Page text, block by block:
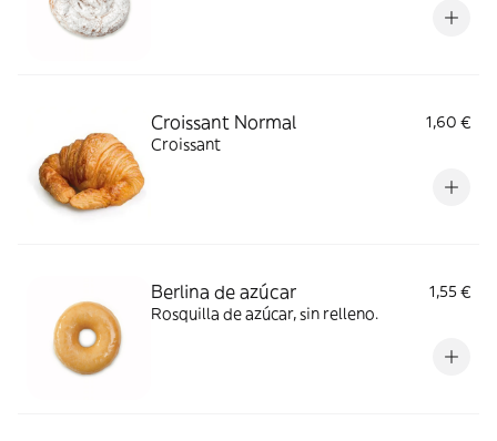
Croissant Normal
1,60 €
Croissant
Berlina de azúcar
1,55 €
Rosquilla de azúcar, sin relleno.